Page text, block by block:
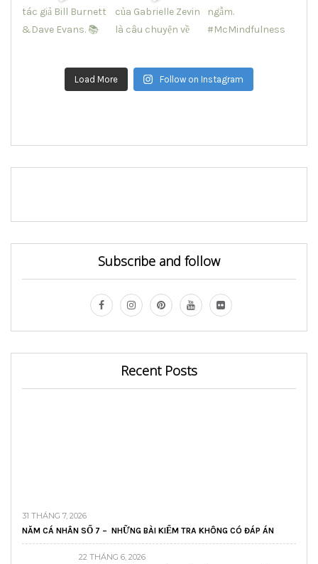
Load More Follow on Instagram
Subscribe and follow
Recent Posts
31 THÁNG 7, 2026
NĂM CÁ NHÂN SỐ 7 – NHỮNG BÀI KIỂM TRA KHÔNG CÓ ĐÁP ÁN
22 THÁNG 6, 2026